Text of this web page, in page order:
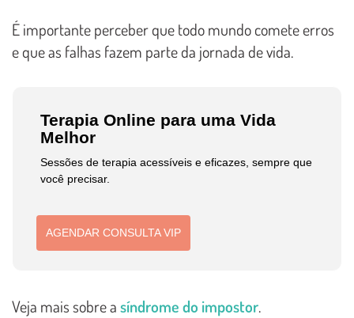
É importante perceber que todo mundo comete erros
e que as falhas fazem parte da jornada de vida.
Terapia Online para uma Vida
Melhor
Sessões de terapia acessíveis e eficazes, sempre que
você precisar.
AGENDAR CONSULTA VIP
Veja mais sobre asíndrome do impostor.